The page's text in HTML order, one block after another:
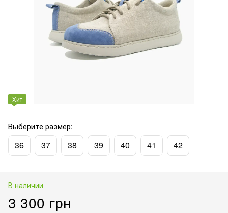
Хит
Выберите размер:
36 37 38 39 40 41 42
В наличии
3 300 грн